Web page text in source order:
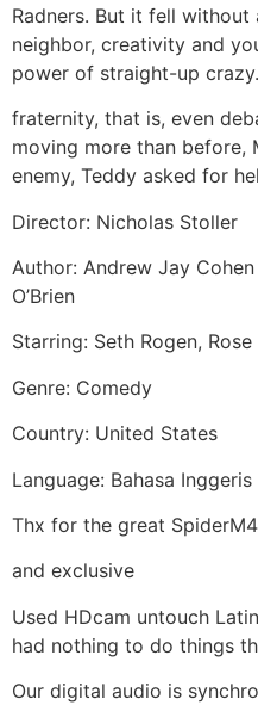
Radners. But it fell
neighbor, creativity and
power of straight-up crazy.
fraternity, that is, even
moving more than before,
enemy, Teddy asked for
Director: Nicholas Stoller
Author: Andrew Jay
O’Brien
Starring: Seth Rogen,
Genre: Comedy
Country: United States
Language: Bahasa Inggeris
Thx for the great
and exclusive
Used HDcam untouch
had nothing to do things
Our digital audio is